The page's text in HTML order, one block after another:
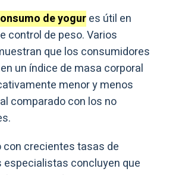
de yogures útil en
control de peso. Varios
que los consumidores
un índice de masa corporal
menor y menos
comparado con los no
con crecientes tasas de
especialistas concluyen que